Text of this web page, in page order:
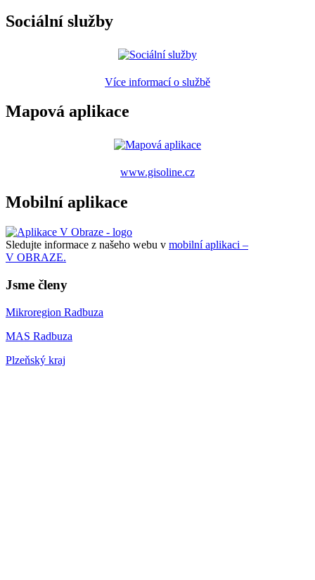
Sociální služby
Více informací o službě
Mapová aplikace
www.gisoline.cz
Mobilní aplikace
Sledujte informace z našeho webu v mobilní aplikaci –
V OBRAZE.
Jsme členy
Mikroregion Radbuza
MAS Radbuza
Plzeňský kraj